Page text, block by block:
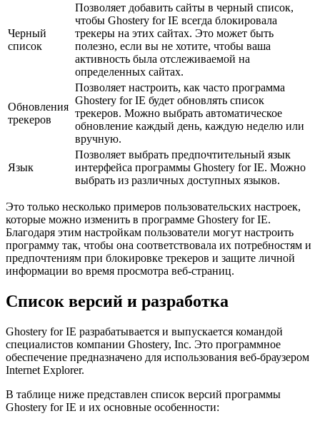
Черный
список
Позволяет добавить сайты в черный список,
чтобы Ghostery for IE всегда блокировала
трекеры на этих сайтах. Это может быть
полезно, если вы не хотите, чтобы ваша
активность была отслеживаемой на
определенных сайтах.
Обновления
трекеров
Позволяет настроить, как часто программа
Ghostery for IE будет обновлять список
трекеров. Можно выбрать автоматическое
обновление каждый день, каждую неделю или
вручную.
Язык
Позволяет выбрать предпочтительный язык
интерфейса программы Ghostery for IE. Можно
выбрать из различных доступных языков.
Это только несколько примеров пользовательских настроек,
которые можно изменить в программе Ghostery for IE.
Благодаря этим настройкам пользователи могут настроить
программу так, чтобы она соответствовала их потребностям и
предпочтениям при блокировке трекеров и защите личной
информации во время просмотра веб-страниц.
Список версий и разработка
Ghostery for IE разрабатывается и выпускается командой
специалистов компании Ghostery, Inc. Это программное
обеспечение предназначено для использования веб-браузером
Internet Explorer.
В таблице ниже представлен список версий программы
Ghostery for IE и их основные особенности: